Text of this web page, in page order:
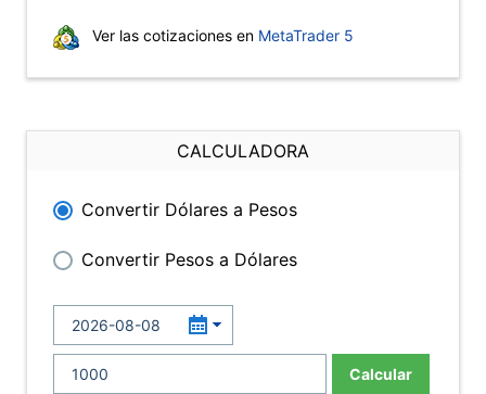
Ver las cotizaciones en MetaTrader 5
CALCULADORA
Convertir Dólares a Pesos
Convertir Pesos a Dólares
Calcular